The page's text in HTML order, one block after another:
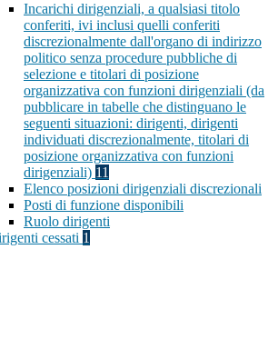
Incarichi dirigenziali, a qualsiasi titolo
conferiti, ivi inclusi quelli conferiti
discrezionalmente dall'organo di indirizzo
politico senza procedure pubbliche di
selezione e titolari di posizione
organizzativa con funzioni dirigenziali (da
pubblicare in tabelle che distinguano le
seguenti situazioni: dirigenti, dirigenti
individuati discrezionalmente, titolari di
posizione organizzativa con funzioni
dirigenziali) 11
Elenco posizioni dirigenziali discrezionali
Posti di funzione disponibili
Ruolo dirigenti
cessati 1